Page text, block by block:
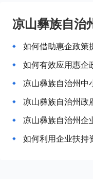
凉山彝族自治
如何借助惠企政策
如何有效应用惠企
凉山彝族自治州中
凉山彝族自治州政
凉山彝族自治州企
如何利用企业扶持